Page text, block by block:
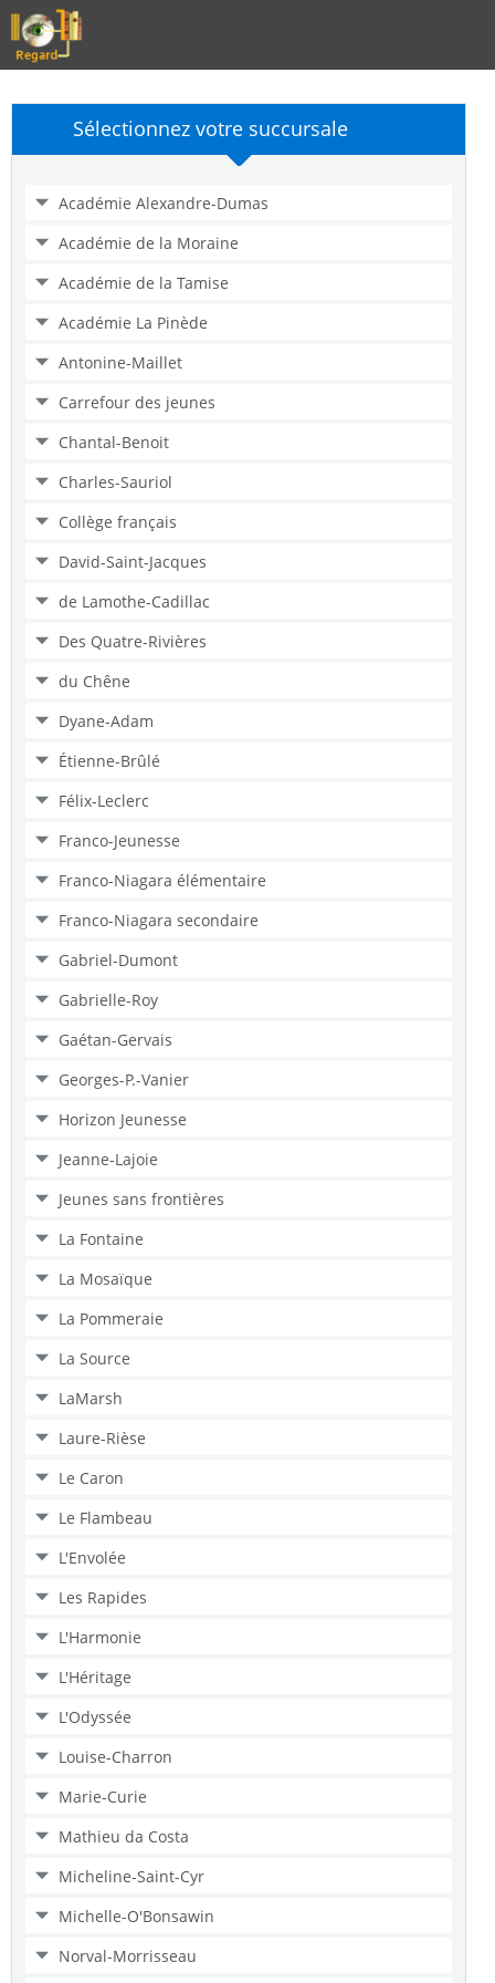
Sélectionnez votre succursale
Académie Alexandre-Dumas
Académie de la Moraine
Académie de la Tamise
Académie La Pinède
Antonine-Maillet
Carrefour des jeunes
Chantal-Benoit
Charles-Sauriol
Collège français
David-Saint-Jacques
de Lamothe-Cadillac
Des Quatre-Rivières
du Chêne
Dyane-Adam
Étienne-Brûlé
Félix-Leclerc
Franco-Jeunesse
Franco-Niagara élémentaire
Franco-Niagara secondaire
Gabriel-Dumont
Gabrielle-Roy
Gaétan-Gervais
Georges-P.-Vanier
Horizon Jeunesse
Jeanne-Lajoie
Jeunes sans frontières
La Fontaine
La Mosaïque
La Pommeraie
La Source
LaMarsh
Laure-Rièse
Le Caron
Le Flambeau
L'Envolée
Les Rapides
L'Harmonie
L'Héritage
L'Odyssée
Louise-Charron
Marie-Curie
Mathieu da Costa
Micheline-Saint-Cyr
Michelle-O'Bonsawin
Norval-Morrisseau